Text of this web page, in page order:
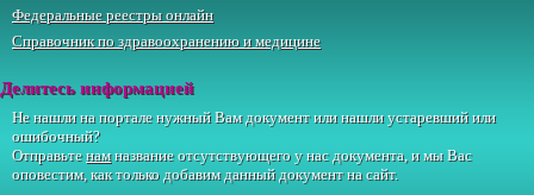
Федеральные реестры онлайн
Справочник по здравоохранению и медицине
Делитесь информацией
Не нашли на портале нужный Вам документ или нашли устаревший или
ошибочный?
Отправьтенамназвание отсутствующего у нас документа, и мы Вас
оповестим, как только добавим данный документ на сайт.